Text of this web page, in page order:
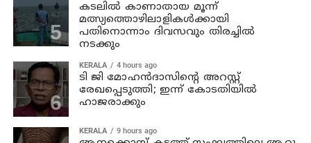
കടലില്‍ കാണാതായ മൂന്ന്
മത്സ്യത്തൊഴിലാളികള്‍ക്കായി
പതിനൊന്നാം ദിവസവും തിരച്ചില്‍
നടക്കും
KERALA 4 hours ago
ടി ജി മോഹന്‍ദാസിന്റെ അറസ്റ്റ്
രേഖപ്പെടുത്തി; ഇന്ന് കോടതിയില്‍
ഹാജരാക്കും
KERALA 9 hours ago